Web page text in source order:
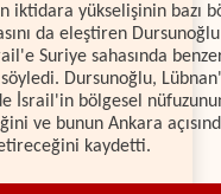
iktidara yükselişinin bazı
da eleştiren
Suriye sahasında
söyledi. Dursunoğlu,
İsrail'in bölgesel
ve bunun Ankara
kaydetti.